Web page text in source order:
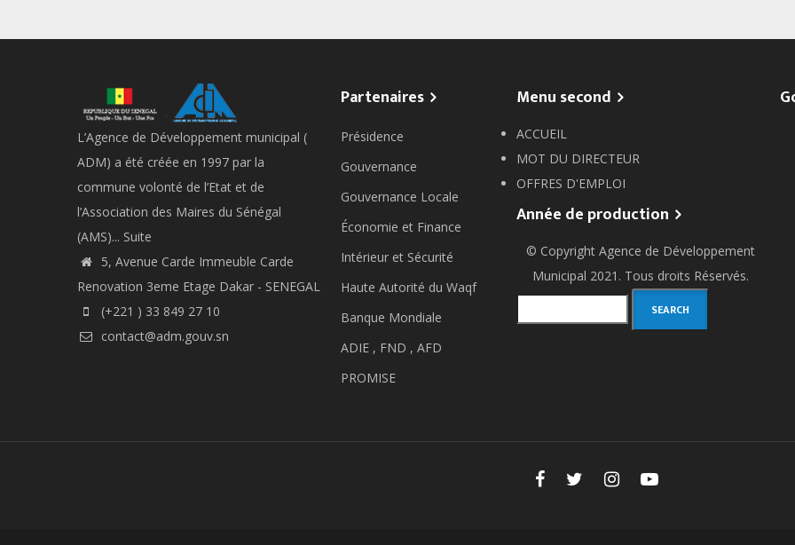
L’Agence de Développement municipal (
ADM) a été créée en 1997 par la
commune volonté de l’Etat et de
l’Association des Maires du Sénégal
(AMS)... Suite
5, Avenue Carde Immeuble Carde
Renovation 3eme Etage Dakar - SENEGAL
(+221 ) 33 849 27 10
contact@adm.gouv.sn
Partenaires
Présidence
Gouvernance
Gouvernance Locale
Économie et Finance
Intérieur et Sécurité
Haute Autorité du Waqf
Banque Mondiale
ADIE , FND , AFD
PROMISE
Menu second
ACCUEIL
MOT DU DIRECTEUR
OFFRES D'EMPLOI
Année de production
© Copyright Agence de Développement
Municipal 2021. Tous droits Réservés.